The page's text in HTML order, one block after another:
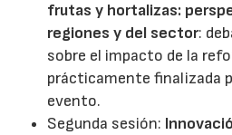
frutas y hortalizas:
regiones y del sector:
sobre el impacto de la
prácticamente finalizada
evento.
Segunda sesión: